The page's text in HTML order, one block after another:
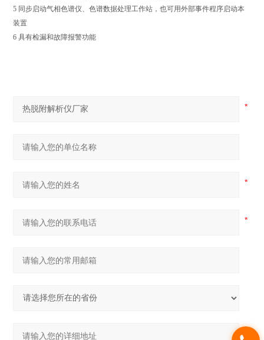
5 同步启动气相色谱仪、色谱数据处理工作站，也可用外部事件程序启动本
装置
6 具有检漏和故障报警功能